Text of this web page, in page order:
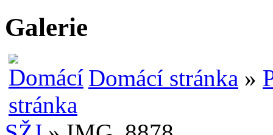
Galerie
Domácí stránka »